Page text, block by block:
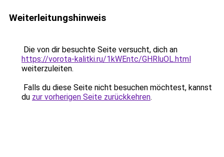
Weiterleitungshinweis
Die von dir besuchte Seite versucht, dich an
https://vorota-kalitki.ru/1kWEntc/GHRluOL.html
weiterzuleiten.
Falls du diese Seite nicht besuchen möchtest, kannst
du zur vorherigen Seite zurückkehren.